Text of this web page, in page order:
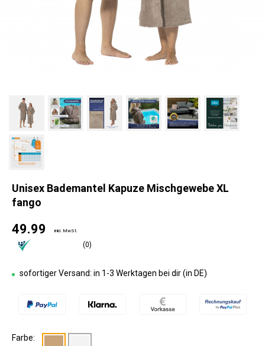
Unisex Bademantel Kapuze Mischgewebe XL
fango
49.99 inkl. MwSt.
(0)
sofortiger Versand: in 1-3 Werktagen bei dir (in DE)
Farbe: